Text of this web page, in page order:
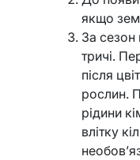
якщо
За сезон
тричі.
після
рослин.
рідини
влітку